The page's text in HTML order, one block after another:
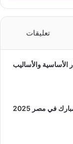
تعليقات
الأساسية والأساليب
في مصر 2025